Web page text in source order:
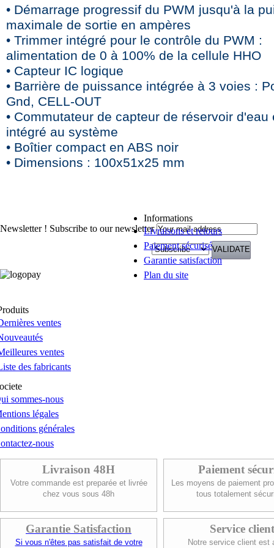
• Démarrage progressif du PWM jusqu'à la
maximale de sortie en ampères
• Trimmer intégré pour le contrôle du PWM :
alimentation de 0 à 100% de la cellule HHO
• Capteur IC logique
• Barrière de puissance intégrée à 3 voies :
Gnd, CELL-OUT
• Commutateur de capteur de réservoir d'eau
intégré au système
• Boîtier compact en ABS noir
• Dimensions : 100x51x25 mm
Newsletter ! Subscribe to our newsletter
Informations
Livraisons et retours
Paiement sécurisé
Garantie satisfaction
Plan du site
ventes
ventes
des fabricants
sommes-nous
légales
générales
nous
Livraison 48H
Votre commande est preparée et livrée
chez vous sous 48h
Paiement
Les moyens de paiement
tous totalement
Garantie Satisfaction
Si vous n'êtes pas satisfait de votre
Service client
Notre service client est